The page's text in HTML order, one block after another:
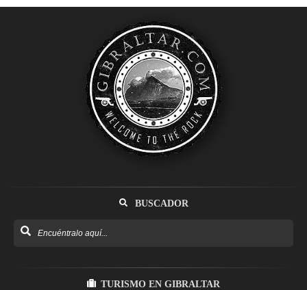
BUSCADOR
TURISMO EN GIBRALTAR